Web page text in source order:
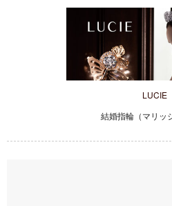
LUCIE
結婚指輪（マリッ